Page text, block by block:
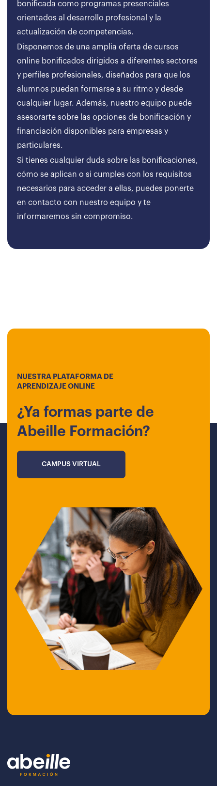
bonificada como programas presenciales
orientados al desarrollo profesional y la
actualización de competencias.
Disponemos de una amplia oferta de cursos
online bonificados dirigidos a diferentes sectores
y perfiles profesionales, diseñados para que los
alumnos puedan formarse a su ritmo y desde
cualquier lugar. Además, nuestro equipo puede
asesorarte sobre las opciones de bonificación y
financiación disponibles para empresas y
particulares.
Si tienes cualquier duda sobre las bonificaciones,
cómo se aplican o si cumples con los requisitos
necesarios para acceder a ellas, puedes ponerte
en contacto con nuestro equipo y te
informaremos sin compromiso.
NUESTRA PLATAFORMA DE
APRENDIZAJE ONLINE
¿Ya formas parte de
Abeille Formación?
CAMPUS VIRTUAL